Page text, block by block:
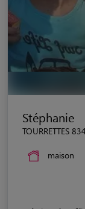
Stéphanie
TOURRETTES
maison